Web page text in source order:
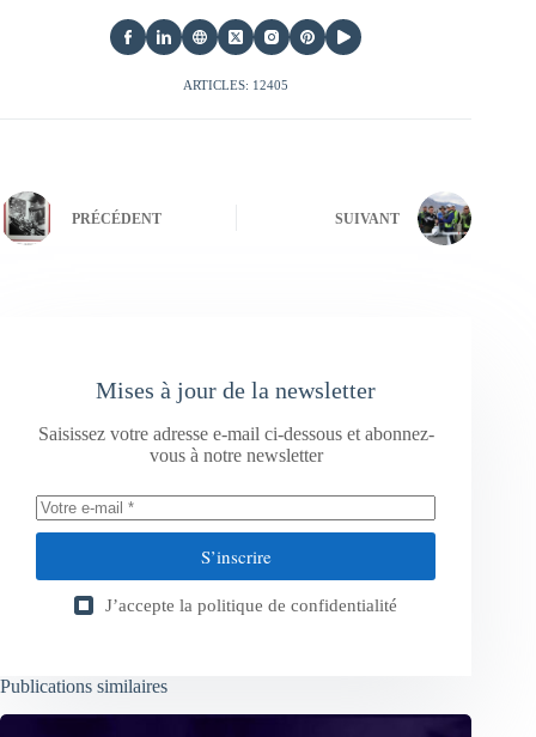
ARTICLES: 12405
PRÉCÉDENT SUIVANT
Mises à jour de la newsletter
Saisissez votre adresse e-mail ci-dessous et abonnez-
vous à notre newsletter
S’inscrire
J’accepte la politique de confidentialité
Publications similaires